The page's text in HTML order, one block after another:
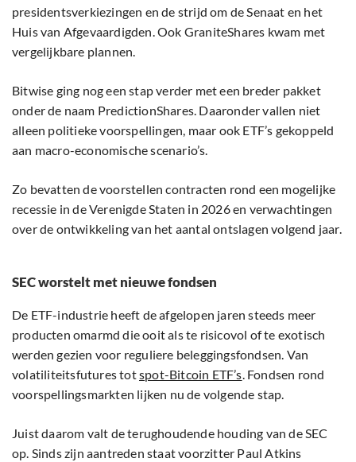
presidentsverkiezingen en de strijd om de Senaat en het
Huis van Afgevaardigden. Ook GraniteShares kwam met
vergelijkbare plannen.
Bitwise ging nog een stap verder met een breder pakket
onder de naam PredictionShares. Daaronder vallen niet
alleen politieke voorspellingen, maar ook ETF’s gekoppeld
aan macro-economische scenario’s.
Zo bevatten de voorstellen contracten rond een mogelijke
recessie in de Verenigde Staten in 2026 en verwachtingen
over de ontwikkeling van het aantal ontslagen volgend jaar.
SEC worstelt met nieuwe fondsen
De ETF-industrie heeft de afgelopen jaren steeds meer
producten omarmd die ooit als te risicovol of te exotisch
werden gezien voor reguliere beleggingsfondsen. Van
volatiliteitsfutures totspot-Bitcoin ETF’s. Fondsen rond
voorspellingsmarkten lijken nu de volgende stap.
Juist daarom valt de terughoudende houding van de SEC
op. Sinds zijn aantreden staat voorzitter Paul Atkins